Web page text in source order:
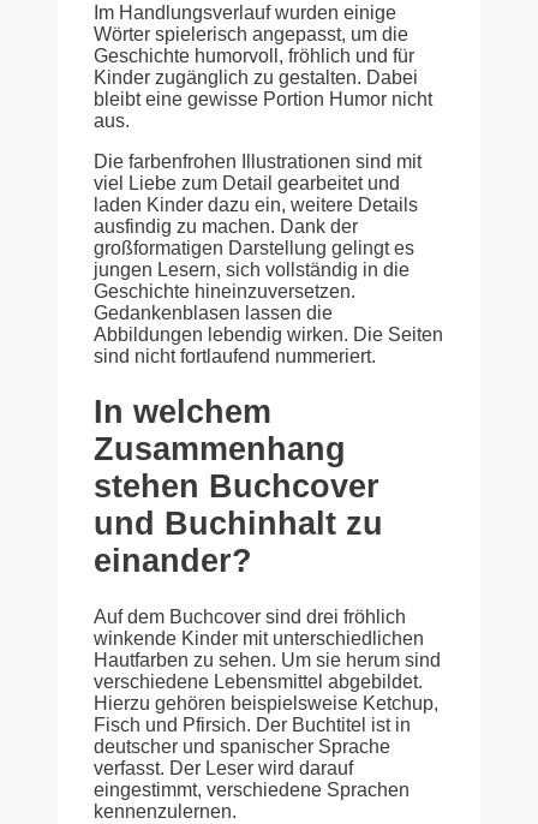
Im Handlungsverlauf wurden einige
Wörter spielerisch angepasst, um die
Geschichte humorvoll, fröhlich und für
Kinder zugänglich zu gestalten. Dabei
bleibt eine gewisse Portion Humor nicht
aus.
Die farbenfrohen Illustrationen sind mit
viel Liebe zum Detail gearbeitet und
laden Kinder dazu ein, weitere Details
ausfindig zu machen. Dank der
großformatigen Darstellung gelingt es
jungen Lesern, sich vollständig in die
Geschichte hineinzuversetzen.
Gedankenblasen lassen die
Abbildungen lebendig wirken. Die Seiten
sind nicht fortlaufend nummeriert.
In welchem
Zusammenhang
stehen Buchcover
und Buchinhalt zu
einander?
Auf dem Buchcover sind drei fröhlich
winkende Kinder mit unterschiedlichen
Hautfarben zu sehen. Um sie herum sind
verschiedene Lebensmittel abgebildet.
Hierzu gehören beispielsweise Ketchup,
Fisch und Pfirsich. Der Buchtitel ist in
deutscher und spanischer Sprache
verfasst. Der Leser wird darauf
eingestimmt, verschiedene Sprachen
kennenzulernen.